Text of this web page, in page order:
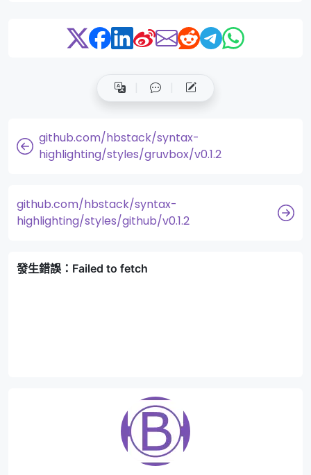
github.com/hbstack/syntax-
highlighting/styles/gruvbox/v0.1.2
github.com/hbstack/syntax-
highlighting/styles/github/v0.1.2